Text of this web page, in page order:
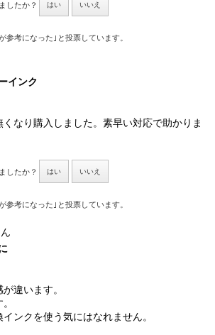
したか？ はい いいえ
参考になった｣と投票しています。
インク
なり購入しました。素早い対応で助かりま
したか？ はい いいえ
参考になった｣と投票しています。
違います。
ンクを使う気にはなれません。